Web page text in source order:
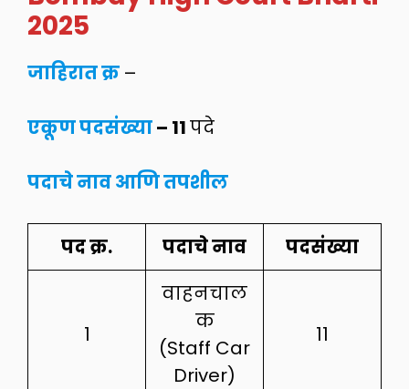
2025
जाहिरात क्र –
एकूण पदसंख्या– 11पदे
पदाचे नाव आणि तपशील
पद क्र. पदाचे नाव पदसंख्या
1
वाहनचाल
क
(Staff Car
Driver)
11